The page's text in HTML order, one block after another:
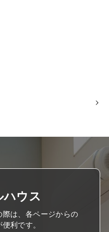
ウス
は、各ページからの
利です。